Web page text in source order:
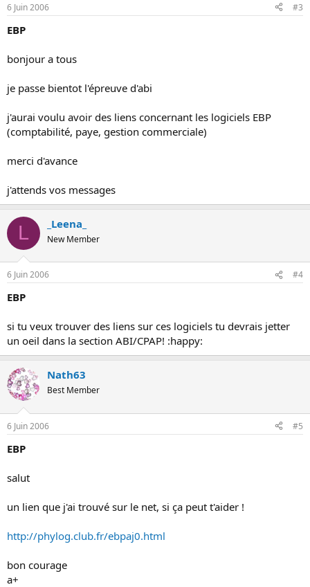
6 Juin 2006 #3
EBP
bonjour a tous
je passe bientot l'épreuve d'abi
j'aurai voulu avoir des liens concernant les logiciels EBP
(comptabilité, paye, gestion commerciale)
merci d'avance
j'attends vos messages
L _Leena_
New Member
6 Juin 2006 #4
EBP
si tu veux trouver des liens sur ces logiciels tu devrais jetter
un oeil dans la section ABI/CPAP! :happy:
Nath63
Best Member
6 Juin 2006 #5
EBP
salut
un lien que j'ai trouvé sur le net, si ça peut t'aider !
http://phylog.club.fr/ebpaj0.html
bon courage
a+